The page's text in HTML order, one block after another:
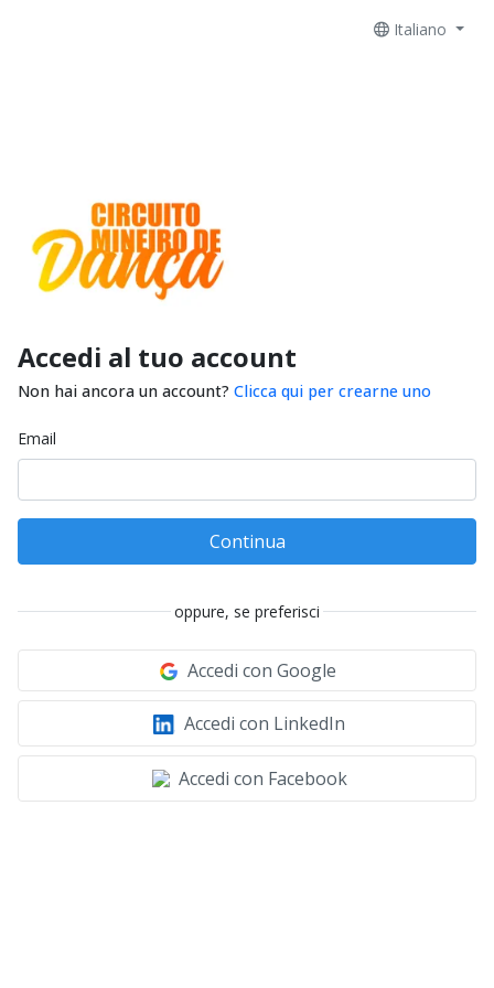
Italiano
Accedi al tuo account
Non hai ancora un account? Clicca qui per crearne uno
Email
Continua
oppure, se preferisci
Accedi con Google
Accedi con LinkedIn
Accedi con Facebook